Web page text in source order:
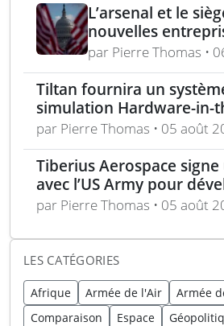
L’arsenal et le
nouvelles
défense, capital-
politique
par Pierre Thomas •
Tiltan fournira un
simulation Hardware-in-
un programme électro-
unique
par Pierre Thomas • 05 août
Tiberius Aerospace
avec l’US Army pour
d’artillerie guidée Sceptre
par Pierre Thomas • 05 août
LES CATÉGORIES
Afrique Armée de l'Air
Armée
Comparaison
Espace